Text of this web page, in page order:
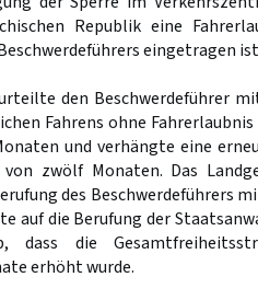
Republik eine
eingetragen
den Beschwerdeführer
Fahrens ohne
und verhängte eine
zwölf Monaten. Das
des Beschwerdeführers
auf die Berufung der
dass die
erhöht wurde.